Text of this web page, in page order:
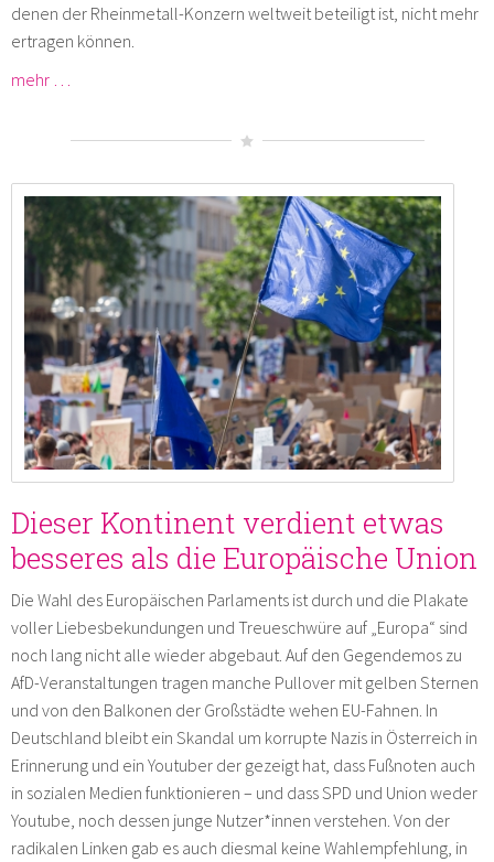
denen der Rheinmetall-Konzern weltweit beteiligt ist, nicht mehr
ertragen können.
mehr …
Dieser Kontinent verdient etwas
besseres als die Europäische Union
Die Wahl des Europäischen Parlaments ist durch und die Plakate
voller Liebesbekundungen und Treueschwüre auf „Europa“ sind
noch lang nicht alle wieder abgebaut. Auf den Gegendemos zu
AfD-Veranstaltungen tragen manche Pullover mit gelben Sternen
und von den Balkonen der Großstädte wehen EU-Fahnen. In
Deutschland bleibt ein Skandal um korrupte Nazis in Österreich in
Erinnerung und ein Youtuber der gezeigt hat, dass Fußnoten auch
in sozialen Medien funktionieren – und dass SPD und Union weder
Youtube, noch dessen junge Nutzer*innen verstehen. Von der
radikalen Linken gab es auch diesmal keine Wahlempfehlung, in